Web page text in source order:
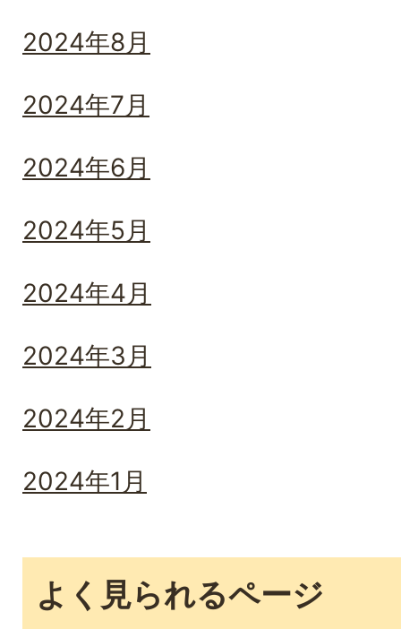
2024年8月
2024年7月
2024年6月
2024年5月
2024年4月
2024年3月
2024年2月
2024年1月
よく見られるページ